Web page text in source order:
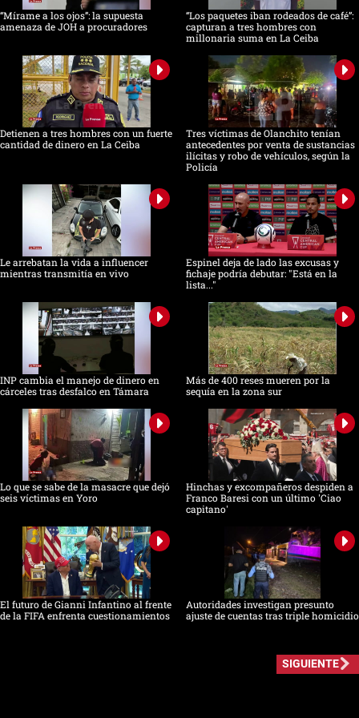
“Mírame a los ojos”: la supuesta
amenaza de JOH a procuradores
“Los paquetes iban rodeados de café”:
capturan a tres hombres con
millonaria suma en La Ceiba
Detienen a tres hombres con un fuerte
cantidad de dinero en La Ceiba
Tres víctimas de Olanchito tenían
antecedentes por venta de sustancias
ilícitas y robo de vehículos, según la
Policía
Le arrebatan la vida a influencer
mientras transmitía en vivo
Espinel deja de lado las excusas y
fichaje podría debutar: "Está en la
lista..."
INP cambia el manejo de dinero en
cárceles tras desfalco en Támara
Más de 400 reses mueren por la
sequía en la zona sur
Lo que se sabe de la masacre que dejó
seis víctimas en Yoro
Hinchas y excompañeros despiden a
Franco Baresi con un último 'Ciao
capitano'
El futuro de Gianni Infantino al frente
de la FIFA enfrenta cuestionamientos
Autoridades investigan presunto
ajuste de cuentas tras triple homicidio
SIGUIENTE